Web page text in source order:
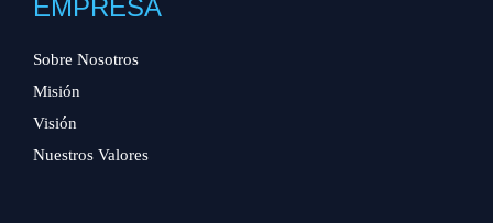
EMPRESA
Sobre Nosotros
Misión
Visión
Nuestros Valores